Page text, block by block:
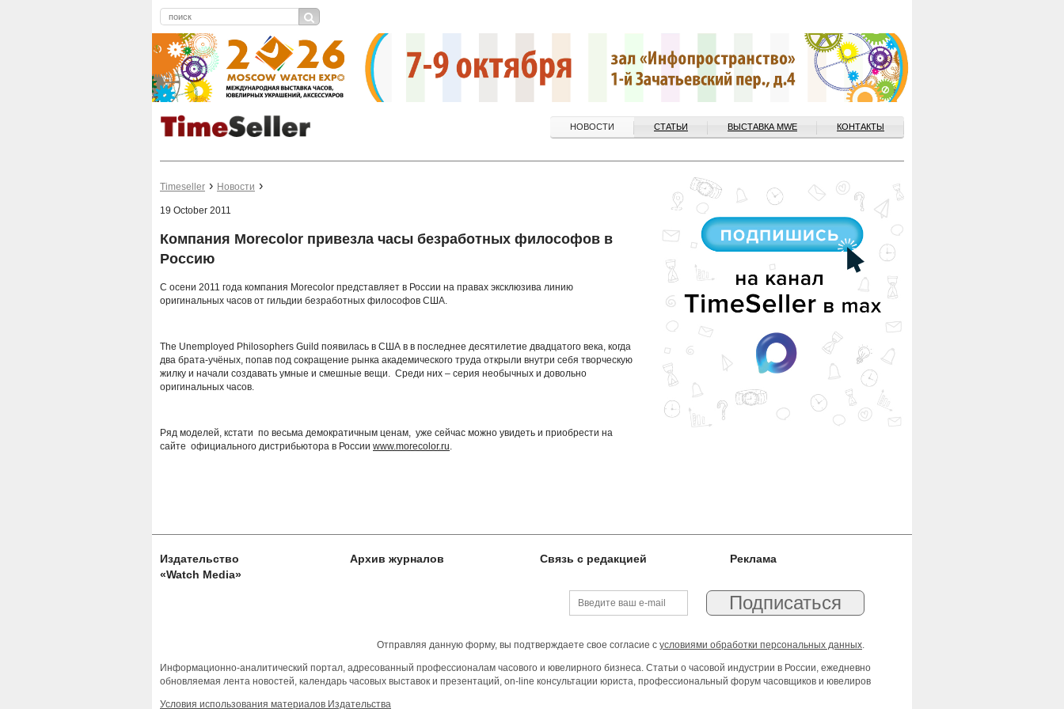
НОВОСТИ СТАТЬИ ВЫСТАВКА MWE КОНТАКТЫ
Timeseller Новости
19 October 2011
Компания Morecolor привезла часы безработных философов в
Россию
С осени 2011 года компания Morecolor представляет в России на правах эксклюзива линию
оригинальных часов от гильдии безработных философов США.
The Unemployed Philosophers Guild появилась в США в в последнее десятилетие двадцатого века, когда
два брата-учёных, попав под сокращение рынка академического труда открыли внутри себя творческую
жилку и начали создавать умные и смешные вещи. Среди них – серия необычных и довольно
оригинальных часов.
Ряд моделей, кстати по весьма демократичным ценам, уже сейчас можно увидеть и приобрести на
сайте официального дистрибьютора в России www.morecolor.ru.
Издательство
«Watch Media»
Архив журналов Связь с редакцией Реклама
Отправляя данную форму, вы подтверждаете свое согласие с условиями обработки персональных данных.
Информационно-аналитический портал, адресованный профессионалам часового и ювелирного бизнеса. Статьи о часовой индустрии в России, ежедневно
обновляемая лента новостей, календарь часовых выставок и презентаций, on-line консультации юриста, профессиональный форум часовщиков и ювелиров
Условия использования материалов Издательства